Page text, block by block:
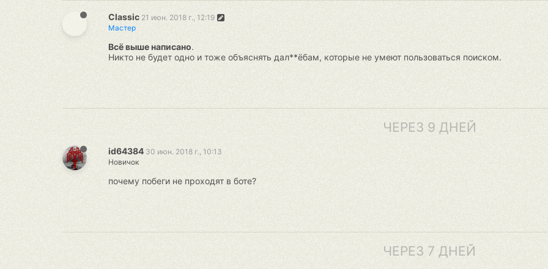
Classic 21 июн. 2018 г., 12:19
Мастер
Всё выше написано.
Никто не будет одно и тоже объяснять дал**ёбам, которые не умеют пользоваться поиском.
ЧЕРЕЗ 9 ДНЕЙ
id64384 30 июн. 2018 г., 10:13
Новичок
почему побеги не проходят в боте?
ЧЕРЕЗ 7 ДНЕЙ